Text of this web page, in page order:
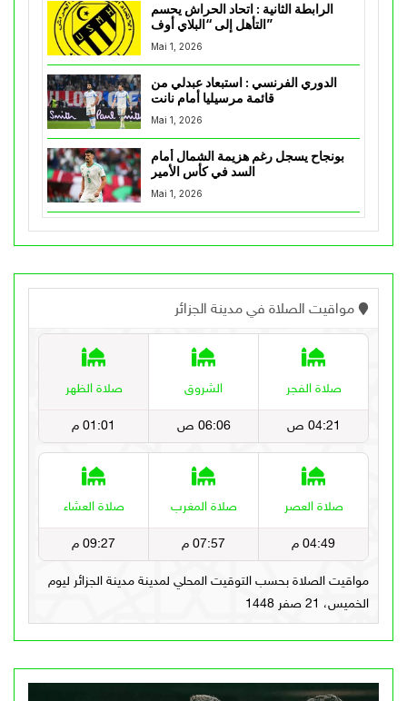
الرابطة الثانية : اتحاد الحراش يحسم
التأهل إلى “البلاي أوف”
Mai 1, 2026
الدوري الفرنسي : استبعاد عبدلي من
قائمة مرسيليا أمام نانت
Mai 1, 2026
بونجاح يسجل رغم هزيمة الشمال أمام
السد في كأس الأمير
Mai 1, 2026